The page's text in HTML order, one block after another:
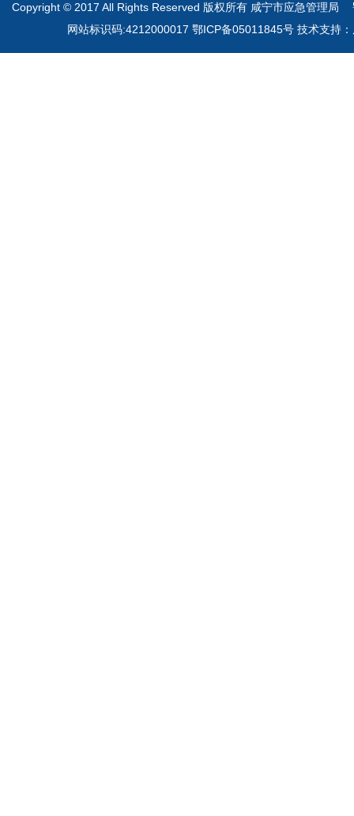
Copyright © 2017 All Rights Reserved 版权所有 咸宁市应急管理局
网站标识码:4212000017 鄂ICP备05011845号 技术支持